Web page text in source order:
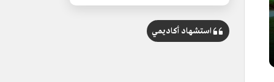
استشهاد أكاديمي